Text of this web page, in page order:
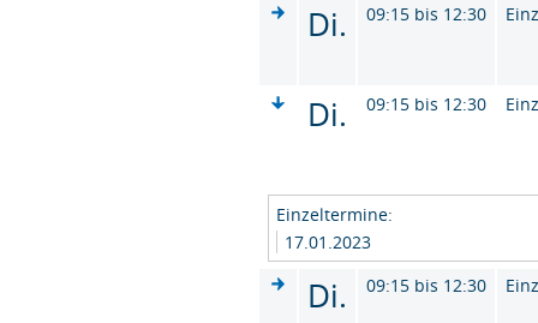
Di. 09:15 bis 12:30
Di. 09:15 bis 12:30
Einzeltermine:
17.01.2023
Di. 09:15 bis 12:30